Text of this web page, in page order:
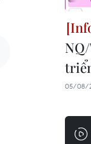
05/08/